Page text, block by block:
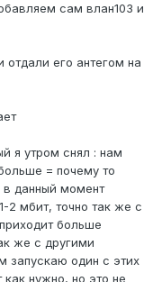
сам влан103 и
его антегом на
я утром снял : нам
= почему то
в данный момент
2 мбит, точно так же с
больше
же с другими
запускаю один с этих
нужно, но это не